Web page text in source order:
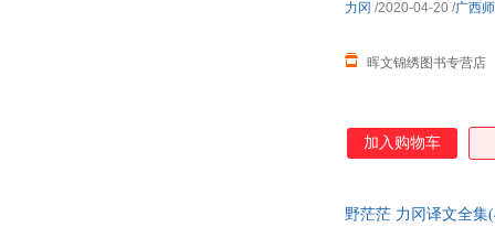
晖文锦绣图书专营店
力冈 /2020-04-20 /广西
加入购物车
野茫茫 力冈译文全集